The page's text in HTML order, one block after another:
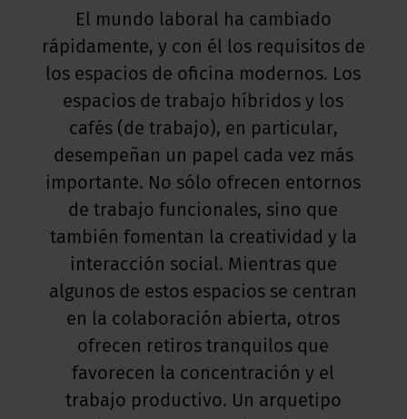
y acústica
inspiración?
& Software
prácticos de Workcafé & Co.
de trabajo
y bienestar
& Events
El mundo laboral ha cambiado
rápidamente, y con él los requisitos de
los espacios de oficina modernos. Los
espacios de trabajo híbridos y los
cafés (de trabajo), en particular,
desempeñan un papel cada vez más
importante. No sólo ofrecen entornos
de trabajo funcionales, sino que
también fomentan la creatividad y la
interacción social. Mientras que
algunos de estos espacios se centran
en la colaboración abierta, otros
ofrecen retiros tranquilos que
favorecen la concentración y el
trabajo productivo. Un arquetipo